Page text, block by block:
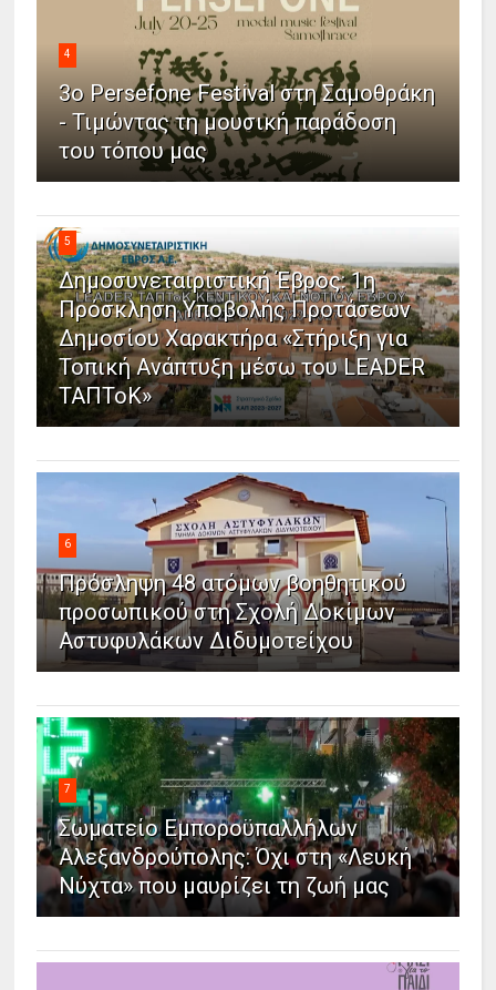
4
3ο Persefone Festival στη Σαμοθράκη
- Τιμώντας τη μουσική παράδοση
του τόπου μας
5
Δημοσυνεταιριστική Έβρος: 1η
Πρόσκληση Υποβολής Προτάσεων
Δημοσίου Χαρακτήρα «Στήριξη για
Τοπική Ανάπτυξη μέσω του LEADER
ΤΑΠΤοΚ»
6
Πρόσληψη 48 ατόμων βοηθητικού
προσωπικού στη Σχολή Δοκίμων
Αστυφυλάκων Διδυμοτείχου
7
Σωματείο Εμποροϋπαλλήλων
Αλεξανδρούπολης: Όχι στη «Λευκή
Νύχτα» που μαυρίζει τη ζωή μας